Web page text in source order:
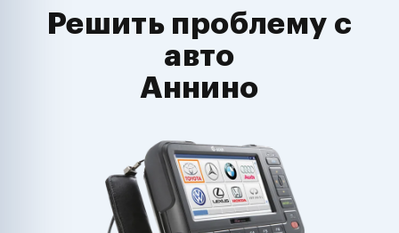
Решить проблему с
авто
Аннино